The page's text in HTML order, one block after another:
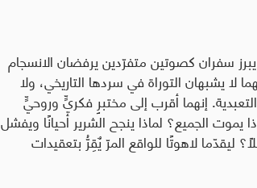
سفران كصوتين متفرّدين يرفضان الانسجام
لا يشبهان التوراة في سردها التاريخي، ولا
إنهما أقرب إلى مختبرٍ فكريٍّ وروحيٍّ
يموت الجميع؟ لماذا ينجح الشرير أحيانًا ويفشل
ليقدّما لاهوتًا للواقع المرّ يٌقِرُّ بتعقيدات